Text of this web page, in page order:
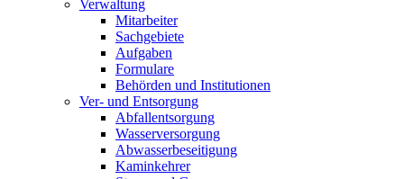
Verwaltung
Mitarbeiter
Sachgebiete
Aufgaben
Formulare
Behörden und Institutionen
Ver- und Entsorgung
Abfallentsorgung
Wasserversorgung
Abwasserbeseitigung
Kaminkehrer